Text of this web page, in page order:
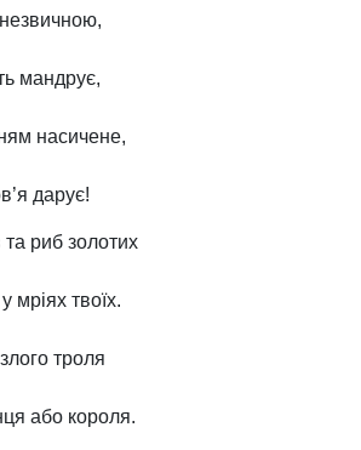
мандрує,
насичене,
дарує!
риб золотих
мріях твоїх.
троля
або короля.